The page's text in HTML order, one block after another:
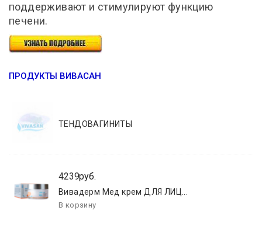
поддерживают и стимулируют функцию
печени.
ПРОДУКТЫ ВИВАСАН
ТЕНДОВАГИНИТЫ
4239руб.
Вивадерм Мед крем ДЛЯ ЛИЦ...